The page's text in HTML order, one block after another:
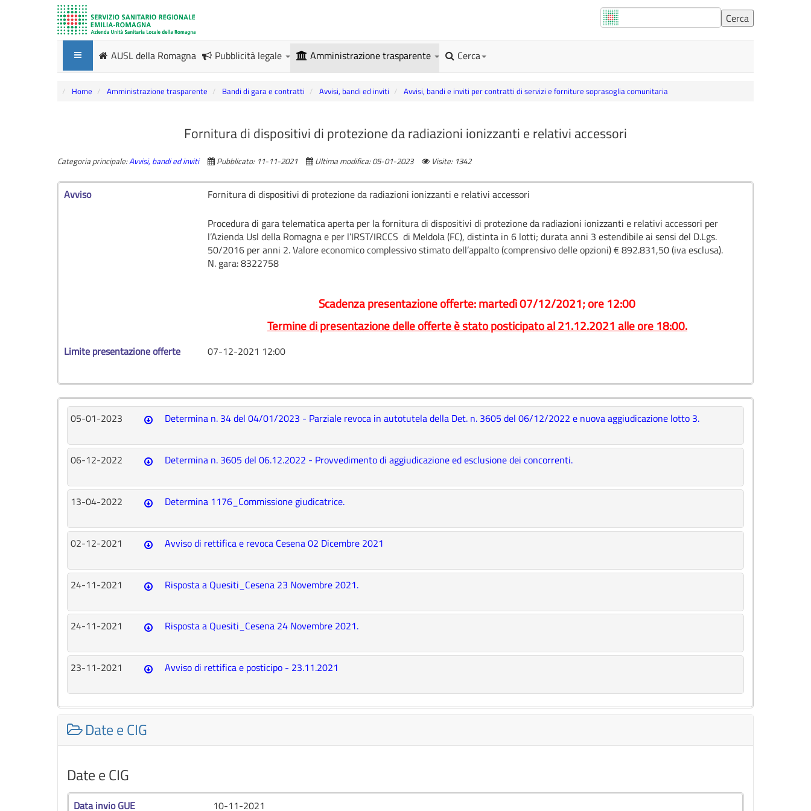
AUSL della Romagna Pubblicità legale Amministrazione trasparente Cerca
Home Amministrazione trasparente Bandi di gara e contratti Avvisi, bandi ed inviti Avvisi, bandi e inviti per contratti di servizi e forniture soprasoglia comunitaria
Fornitura di dispositivi di protezione da radiazioni ionizzanti e relativi accessori
Categoria principale:Avvisi, bandi ed inviti Pubblicato: 11-11-2021 Ultima modifica: 05-01-2023 Visite: 1342
Avviso
Fornitura di dispositivi di protezione da radiazioni ionizzanti e relativi accessori
Procedura di gara telematica aperta per la fornitura di dispositivi di protezione da radiazioni ionizzanti e relativi accessori per
l’Azienda Usl della Romagna e per l’IRST/IRCCS di Meldola (FC), distinta in 6 lotti; durata anni 3 estendibile ai sensi del D.Lgs.
50/2016 per anni 2. Valore economico complessivo stimato dell’appalto (comprensivo delle opzioni) € 892.831,50 (iva esclusa).
N. gara: 8322758
Scadenza presentazione offerte: martedì 07/12/2021; ore 12:00
Termine di presentazione delle offerte è stato posticipato al 21.12.2021 alle ore 18:00.
Limite presentazione offerte 07-12-2021 12:00
05-01-2023 Determina n. 34 del 04/01/2023 - Parziale revoca in autotutela della Det. n. 3605 del 06/12/2022 e nuova aggiudicazione lotto 3.
06-12-2022 Determina n. 3605 del 06.12.2022 - Provvedimento di aggiudicazione ed esclusione dei concorrenti.
13-04-2022 Determina 1176_Commissione giudicatrice.
02-12-2021 Avviso di rettifica e revoca Cesena 02 Dicembre 2021
24-11-2021 Risposta a Quesiti_Cesena 23 Novembre 2021.
24-11-2021 Risposta a Quesiti_Cesena 24 Novembre 2021.
23-11-2021 Avviso di rettifica e posticipo - 23.11.2021
Date e CIG
Date e CIG
Data invio GUE
10-11-2021